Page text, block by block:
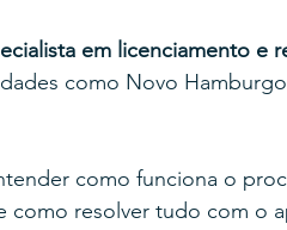
em licenciamento e
como Novo
como funciona o
como resolver tudo com o